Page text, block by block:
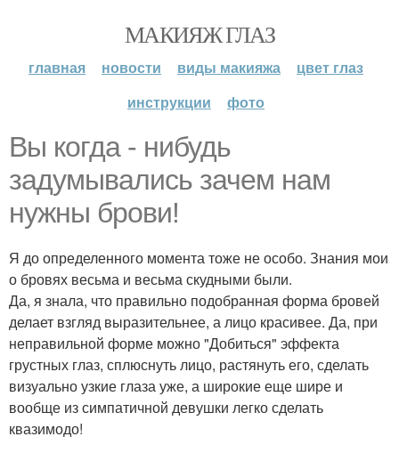
МАКИЯЖ ГЛАЗ
главная новости виды макияжа
цвет глаз
инструкции
фото
Вы когда - нибудь
задумывались зачем нам
нужны брови!
Я до определенного момента тоже не особо. Знания мои
о бровях весьма и весьма скудными были.
Да, я знала, что правильно подобранная форма бровей
делает взгляд выразительнее, а лицо красивее. Да, при
неправильной форме можно "Добиться" эффекта
грустных глаз, сплюснуть лицо, растянуть его, сделать
визуально узкие глаза уже, а широкие еще шире и
вообще из симпатичной девушки легко сделать
квазимодо!